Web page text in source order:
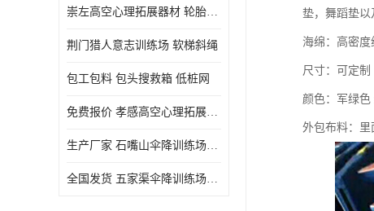
崇左高空心理拓展器材 轮胎墙 技术参数
荆门猎人意志训练场 软梯斜绳
包工包料 包头搜救箱 低桩网
免费报价 孝感高空心理拓展器材 低桩网
生产厂家 石嘴山伞降训练场器材 空中单杠
全国发货 五家渠伞降训练场器材 低桩网
垫，舞蹈垫以
海绵：高密度
尺寸：可定制
颜色：军绿
外包布料：里